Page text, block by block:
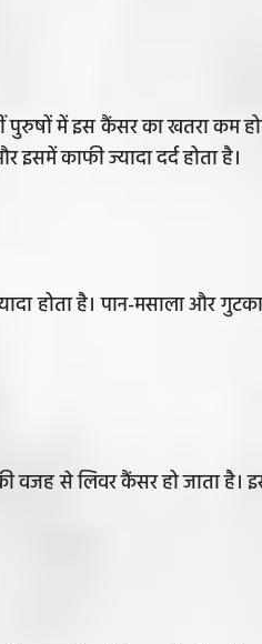
पुरुषों में इस कैंसर का खतरा कम
काफी ज्यादा दर्द होता है।
होता है। पान-मसाला और
की वजह से लिवर कैंसर हो जाता